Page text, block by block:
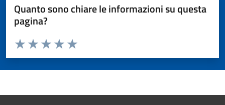
Quanto sono chiare le informazioni su questa
pagina?
Valuta da 1 a 5 stelle la pagina
Valuta 5 stelle su 5
Valuta 4 stelle su 5
Valuta 3 stelle su 5
Valuta 2 stelle su 5
Valuta 1 stelle su 5